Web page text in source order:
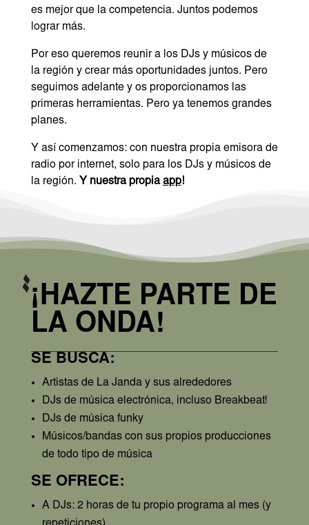
es mejor que la competencia. Juntos podemos
lograr más.
Por eso queremos reunir a los DJs y músicos de
la región y crear más oportunidades juntos. Pero
seguimos adelante y os proporcionamos las
primeras herramientas. Pero ya tenemos grandes
planes.
Y así comenzamos: con nuestra propia emisora ​​de
radio por internet, solo para los DJs y músicos de
la región. Y nuestra propiaapp!
¡HAZTE PARTE DE
LA ONDA!
SE BUSCA:
Artistas de La Janda y sus alrededores
DJs de música electrónica, incluso Breakbeat!
DJs de música funky
Músicos/bandas con sus propios producciones
de todo tipo de música
SE OFRECE:
A DJs: 2 horas de tu propio programa al mes (y